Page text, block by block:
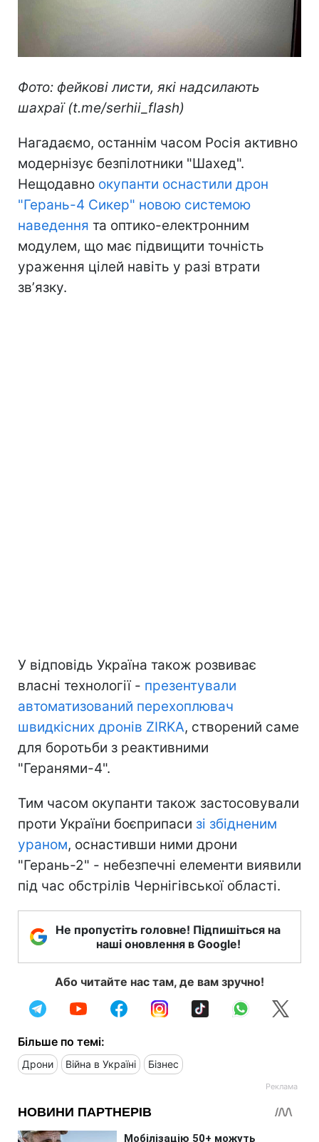
Фото: фейкові листи, які надсилають
шахраї (t.me/serhii_flash)
Нагадаємо, останнім часом Росія активно
модернізує безпілотники "Шахед".
Нещодавно окупанти оснастили дрон
"Герань-4 Сикер" новою системою
наведення та оптико-електронним
модулем, що має підвищити точність
ураження цілей навіть у разі втрати
звʼязку.
У відповідь Україна також розвиває
власні технології - презентували
автоматизований перехоплювач
швидкісних дронів ZIRKA, створений саме
для боротьби з реактивними
"Геранями-4".
Тим часом окупанти також застосовували
проти України боєприпаси зі збідненим
ураном, оснастивши ними дрони
"Герань-2" - небезпечні елементи виявили
під час обстрілів Чернігівської області.
Не пропустіть головне! Підпишіться на
наші оновлення в Google!
Або читайте нас там, де вам зручно!
Більше по темі:
Дрони Війна в Україні Бізнес